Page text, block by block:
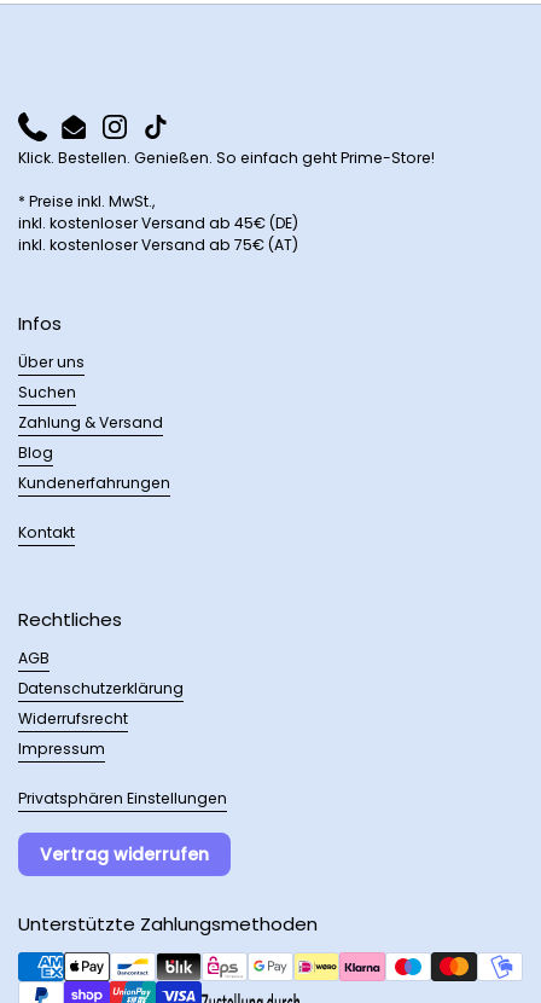
PhoneEmail Instagram
TikTok
Klick. Bestellen. Genießen. So einfach geht Prime-Store!
* Preise inkl. MwSt.,
inkl. kostenloser Versand ab 45€ (DE)
inkl. kostenloser Versand ab 75€ (AT)
Infos
Über uns
Suchen
Zahlung & Versand
Blog
Kundenerfahrungen
Kontakt
Rechtliches
AGB
Datenschutzerklärung
Widerrufsrecht
Impressum
Privatsphären Einstellungen
Vertrag widerrufen
Unterstützte Zahlungsmethoden